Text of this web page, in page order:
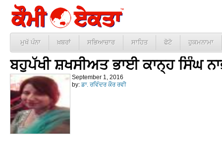
ਮੁਖੱ ਪੰਨਾ ਖ਼ਬਰਾਂ ਸਭਿਆਚਾਰ ਸਾਹਿਤ ਫੋਟੋ ਹੁਕਮਨਾਮਾ
ਬਹੁਪੱਖੀ ਸ਼ਖਸੀਅਤ ਭਾਈ ਕਾਨ੍ਹ ਸਿੰਘ
September 1, 2016
by: ਡਾ. ਰਵਿੰਦਰ ਕੌਰ ਰਵੀ